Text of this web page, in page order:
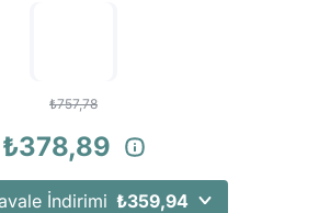
₺757,78
₺378,89
İndirimi ₺359,94